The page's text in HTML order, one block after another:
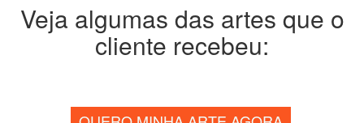
Veja algumas das artes que o
cliente recebeu: